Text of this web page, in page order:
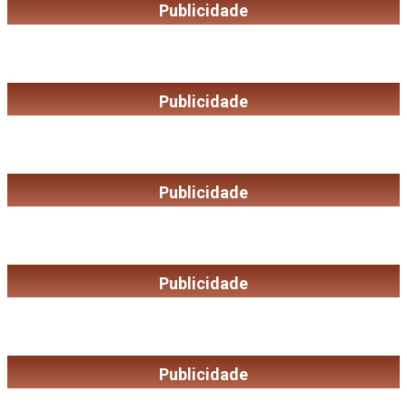
Publicidade
Publicidade
Publicidade
Publicidade
Publicidade